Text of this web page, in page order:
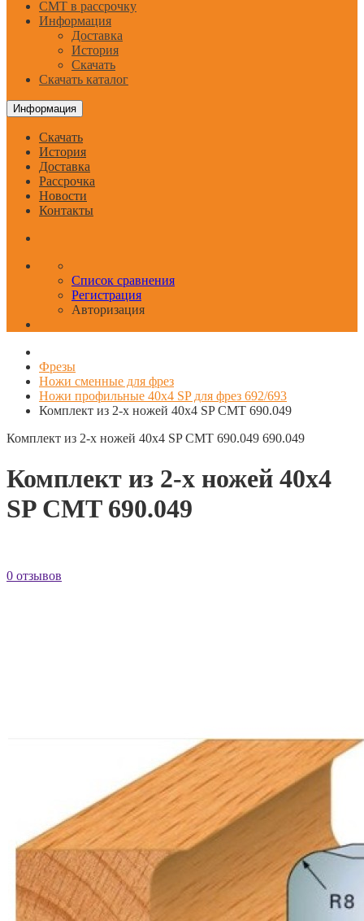
CMT в рассрочку
Информация
Доставка
История
Скачать
Скачать каталог
Информация
Скачать
История
Доставка
Рассрочка
Новости
Контакты
Список сравнения
Регистрация
Авторизация
Фрезы
Ножи сменные для фрез
Ножи профильные 40x4 SP для фрез 692/693
Комплект из 2-х ножей 40x4 SP CMT 690.049
Комплект из 2-х ножей 40x4 SP CMT 690.049 690.049
Комплект из 2-х ножей 40x4
SP CMT 690.049
0 отзывов